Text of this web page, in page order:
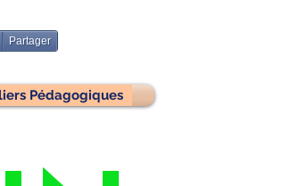
Partager
Pédagogiques